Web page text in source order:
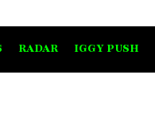
RADAR IGGY PUSH